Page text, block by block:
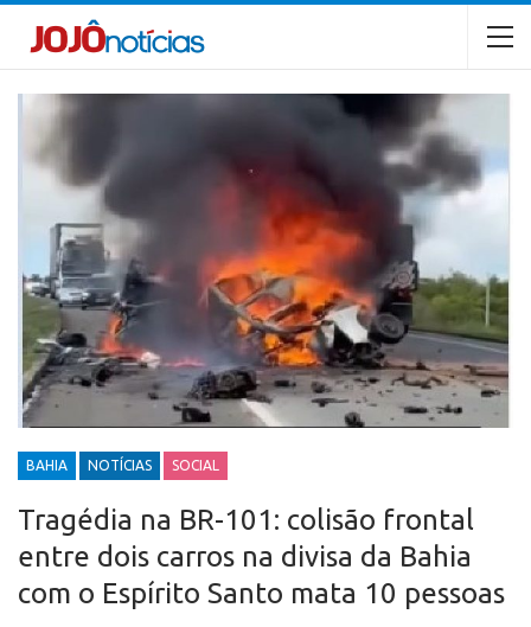
BAHIA NOTÍCIAS SOCIAL
Tragédia na BR-101: colisão frontal
entre dois carros na divisa da Bahia
com o Espírito Santo mata 10 pessoas